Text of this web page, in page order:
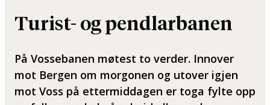
Turist- og pendlarbanen
På Vossebanen møtest to verder. Innover
mot Bergen om morgonen og utover igjen
mot Voss på ettermiddagen er toga fylte opp